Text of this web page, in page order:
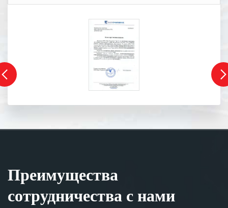
Преимущества
сотрудничества с нами